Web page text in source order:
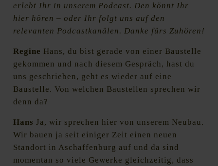
erlebt Ihr in unserem Podcast. Den könnt Ihr
hier hören – oder Ihr folgt uns auf den
relevanten Podcastkanälen. Danke fürs Zuhören!
Regine Hans, du bist gerade von einer Baustelle
gekommen und nach diesem Gespräch, hast du
uns geschrieben, geht es wieder auf eine
Baustelle. Von welchen Baustellen sprechen wir
denn da?
Hans Ja, wir sprechen hier von unserem Neubau.
Wir bauen ja seit einiger Zeit einen neuen
Standort in Aschaffenburg auf und da sind
momentan so viele Gewerke gleichzeitig, dass